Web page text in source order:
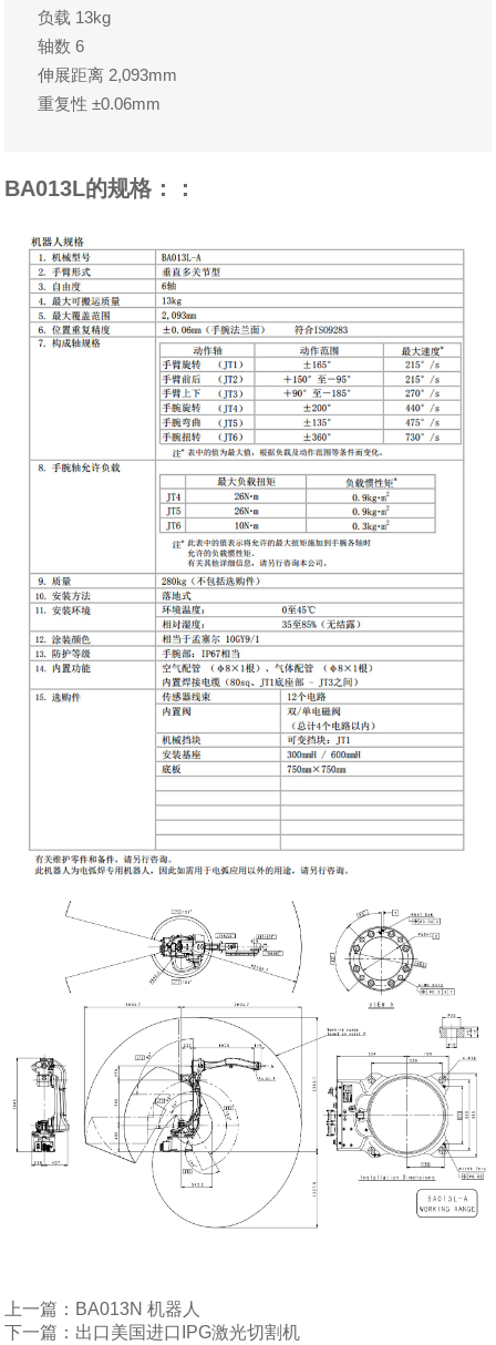
负载 13kg
轴数 6
伸展距离 2,093mm
重复性 ±0.06mm
BA013L的规格：：
上一篇：BA013N 机器人
下一篇：出口美国进口IPG激光切割机